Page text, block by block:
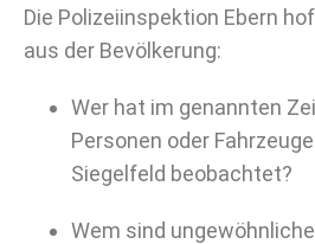
Die Polizeiinspektion Ebern
aus der Bevölkerung:
Wer hat im genannten
Personen oder
Siegelfeld beobachtet?
Wem sind